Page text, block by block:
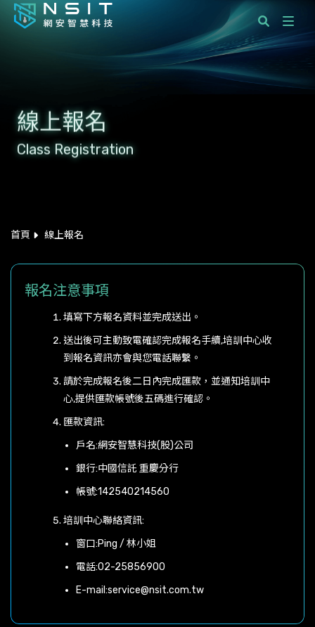
業服務
於網安智慧科技
絡我們
線上報名
Class Registration
首頁 線上報名
報名注意事項
填寫下方報名資料並完成送出。
送出後可主動致電確認完成報名手續,培訓中心收
到報名資訊亦會與您電話聯繫。
請於完成報名後二日內完成匯款，並通知培訓中
心,提供匯款帳號後五碼進行確認。
匯款資訊:
戶名:網安智慧科技(股)公司
銀行:中國信託 重慶分行
帳號:142540214560
培訓中心聯絡資訊:
窗口:Ping / 林小姐
電話:02-25856900
E-mail:service@nsit.com.tw